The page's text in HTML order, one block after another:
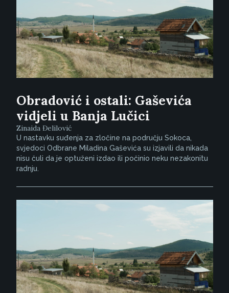
Obradović i ostali: Gaševića
vidjeli u Banja Lučici
Zinaida Đelilović
U nastavku suđenja za zločine na području Sokoca,
svjedoci Odbrane Miladina Gaševića su izjavili da nikada
nisu čuli da je optuženi izdao ili počinio neku nezakonitu
radnju.